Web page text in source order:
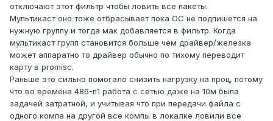
отключают этот фильтр чтобы ловить все пакеты.
Мультикаст оно тоже отбрасывает пока ОС не подпишется на
нужную группу и тогда мак добавляется в фильтр. Когда
мультикаст групп становится больше чем драйвер/железка
может аппаратно то драйвер обычно по тихому переводит
карту в promisc.
Раньше это сильно помогало снизить нагрузку на проц, потому
что во времена 486-п1 работа с сетью даже на 10м была
задачей затратной, и учитывая что при передачи файла с
одного компа на другой все компы в локалке ловили все